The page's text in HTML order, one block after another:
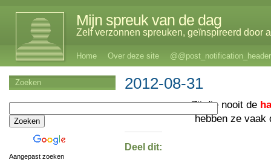
Mijn spreuk van de dag
Zelf verzonnen spreuken, geïnspireerd door
Home Over deze site @@post_notification_header
2012-08-31
Zij die nooit de
hebben ze
Deel dit:
Zoeken
Aangepast zoeken